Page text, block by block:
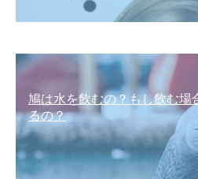
鳩は水を飲むの？もし飲む場
るの？